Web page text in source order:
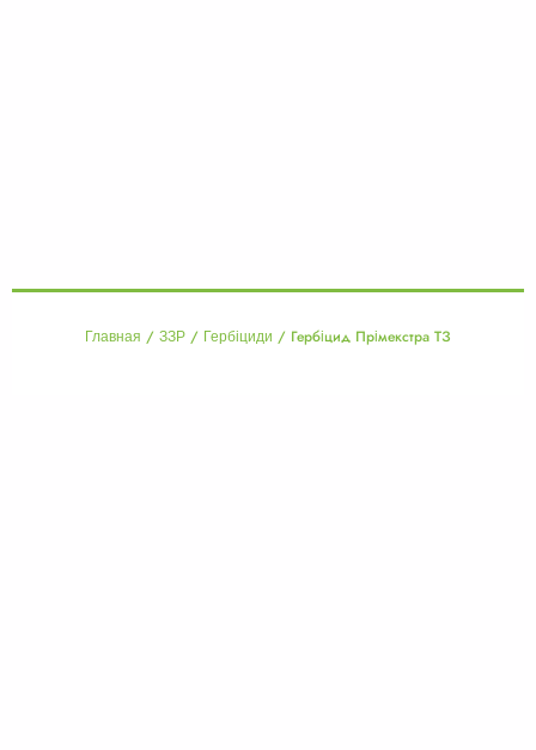
Главная / ЗЗР / Гербіциди / Гербіцид Прімекстра ТЗ